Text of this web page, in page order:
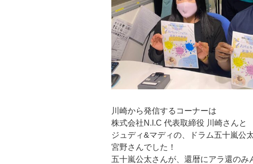
川崎から発信するコーナーは
株式会社N.I.C 代表取締役 川崎さんと
ジュディ&マディの、ドラム五十嵐公
宮野さんでした！
五十嵐公太さんが、還暦にアラ還の